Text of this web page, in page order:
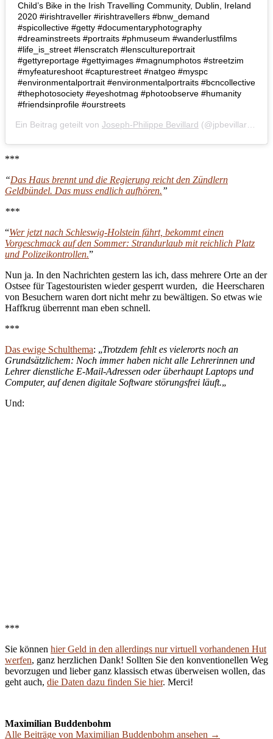
Child’s Bike in the Irish Travelling Community, Dublin, Ireland
2020 #irishtraveller #irishtravellers #bnw_demand
#spicollective #getty #documentaryphotography
#dreaminstreets #portraits #phmuseum #wanderlustfilms
#life_is_street #lenscratch #lenscultureportrait
#gettyreportage #gettyimages #magnumphotos #streetzim
#myfeatureshoot #capturestreet #natgeo #myspc
#environmentalportrait #environmentalportraits #bcncollective
#thephotosociety #eyeshotmag #photoobserve #humanity
#friendsinprofile #ourstreets
Ein Beitrag geteilt von Joseph-Philippe Bevillard (@jpbevillard_colour) am
***
“Das Haus brennt und die Regierung reicht den Zündlern
Geldbündel. Das muss endlich aufhören.”
***
“Wer jetzt nach Schleswig-Holstein fährt, bekommt einen
Vorgeschmack auf den Sommer: Strandurlaub mit reichlich Platz
und Polizeikontrollen.”
Nun ja. In den Nachrichten gestern las ich, dass mehrere Orte an der
Ostsee für Tagestouristen wieder gesperrt wurden, die Heerscharen
von Besuchern waren dort nicht mehr zu bewältigen. So etwas wie
Haffkrug überrennt man eben schnell.
***
Das ewige Schulthema: „Trotzdem fehlt es vielerorts noch an
Grundsätzlichem: Noch immer haben nicht alle Lehrerinnen und
Lehrer dienstliche E-Mail-Adressen oder überhaupt Laptops und
Computer, auf denen digitale Software störungsfrei läuft.„
Und:
***
Sie können hier Geld in den allerdings nur virtuell vorhandenen Hut
werfen, ganz herzlichen Dank! Sollten Sie den konventionellen Weg
bevorzugen und lieber ganz klassisch etwas überweisen wollen, das
geht auch, die Daten dazu finden Sie hier. Merci!
Maximilian Buddenbohm
Alle Beiträge von Maximilian Buddenbohm ansehen →